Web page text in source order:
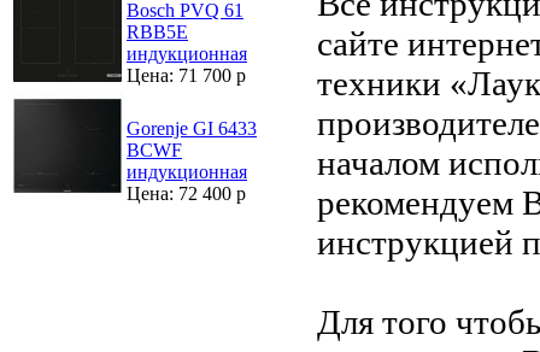
Bosch PVQ 61
RBB5E
индукционная
Цена: 71 700 р
Gorenje GI 6433
BCWF
индукционная
Цена: 72 400 р
сайте
техники
началом
рекомендуем
инструкцией
Для того